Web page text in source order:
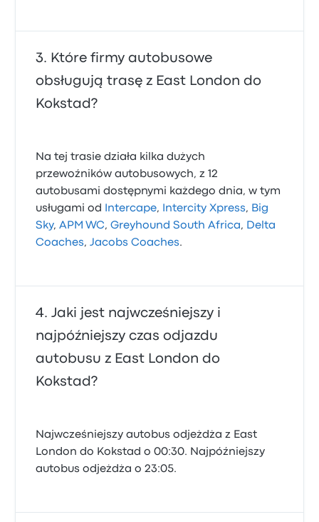
Które firmy autobusowe
obsługują trasę z East London do
Kokstad?
Na tej trasie działa kilka dużych
przewoźników autobusowych, z 12
autobusami dostępnymi każdego dnia, w tym
usługami od
Intercape, Intercity Xpress, Big
Sky,APM WC,Greyhound South Africa, Delta
Coaches,Jacobs Coaches.
Jaki jest najwcześniejszy i
najpóźniejszy czas odjazdu
autobusu z East London do
Kokstad?
Najwcześniejszy autobus odjeżdża z East
London do Kokstad o 00:30. Najpóźniejszy
autobus odjeżdża o 23:05.